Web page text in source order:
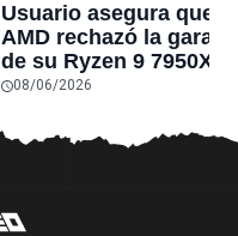
Usuario asegura que
AMD rechazó la
de su Ryzen 9
después de que el
funcionar por un
08/06/2026